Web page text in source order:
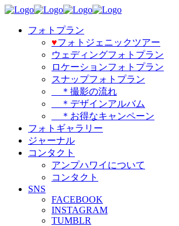
フォトプラン
♥️フォトジェニックツアー
ウェディングフォトプラン
ロケーションフォトプラン
スナップフォトプラン
＊撮影の流れ
＊デザインアルバム
＊お得なキャンペーン
フォトギャラリー
ジャーナル
コンタクト
アンプハワイについて
コンタクト
SNS
FACEBOOK
INSTAGRAM
TUMBLR